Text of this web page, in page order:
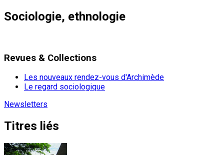
Sociologie, ethnologie
Revues & Collections
Les nouveaux rendez-vous d'Archimède
Le regard sociologique
Newsletters
Titres liés